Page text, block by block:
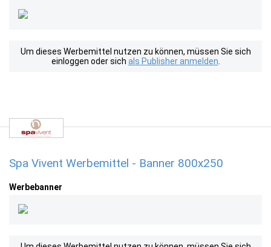
Um dieses Werbemittel nutzen zu können, müssen Sie sich
einloggen oder sich als Publisher anmelden
Spa Vivent Werbemittel - Banner 800x250
Werbebanner